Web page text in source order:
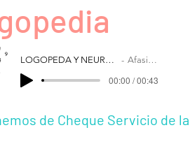
LOGOPEDA Y NEUROPSICÓLOGO Afasia Activa
00:00 / 00:43
de Cheque Servicio de